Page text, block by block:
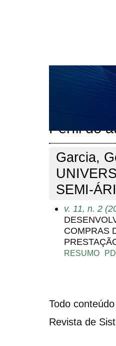
CAPA SOBRE
NOTÍCIAS
PARA AVALIADORES
Perfil do
Garcia,
SEMI-
v. 11, n. 2
COMPRAS
RESUMO
Todo
Revista de